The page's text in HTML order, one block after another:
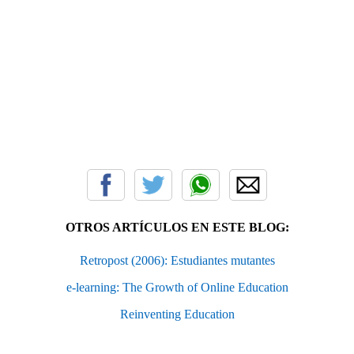
OTROS ARTÍCULOS EN ESTE BLOG:
Retropost (2006): Estudiantes mutantes
e-learning: The Growth of Online Education
Reinventing Education